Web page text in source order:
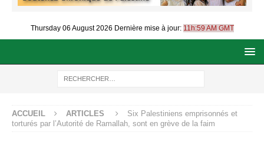
Thursday 06 August 2026 Dernière mise à jour: 11h:59 AM GMT
ACCUEIL ARTICLES
Six Palestiniens emprisonnés et
torturés par l’Autorité de Ramallah, sont en grève de la faim